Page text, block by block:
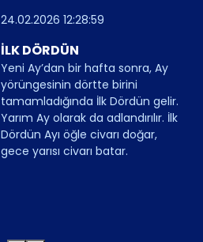
24.02.2026 12:28:59
İLK DÖRDÜN
Yeni Ay’dan bir hafta sonra, Ay
yörüngesinin dörtte birini
tamamladığında İlk Dördün gelir.
Yarım Ay olarak da adlandırılır. İlk
Dördün Ayı öğle civarı doğar,
gece yarısı civarı batar.